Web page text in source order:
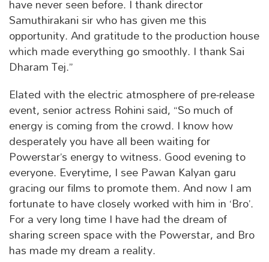
Samuthirakani sir who has given me this
opportunity. And gratitude to the production house
which made everything go smoothly. I thank Sai
Dharam Tej.”
Elated with the electric atmosphere of pre-release
event, senior actress Rohini said, “So much of
energy is coming from the crowd. I know how
desperately you have all been waiting for
Powerstar’s energy to witness. Good evening to
everyone. Everytime, I see Pawan Kalyan garu
gracing our films to promote them. And now I am
fortunate to have closely worked with him in ‘Bro’.
For a very long time I have had the dream of
sharing screen space with the Powerstar, and Bro
has made my dream a reality.